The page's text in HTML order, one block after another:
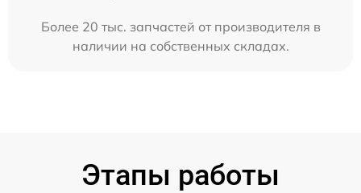
Более 20 тыс. запчастей от производителя в
наличии на собственных складах.
Этапы работы